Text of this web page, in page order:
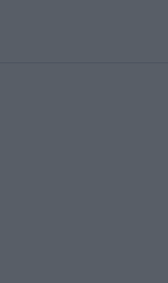
αγαπημένα